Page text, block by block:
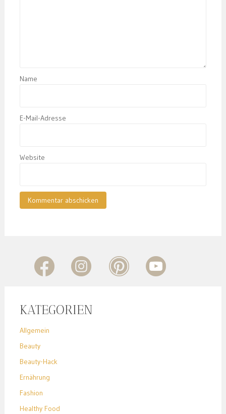
Name
E-Mail-Adresse
Website
KATEGORIEN
Allgemein
Beauty
Beauty-Hack
Ernährung
Fashion
Healthy Food